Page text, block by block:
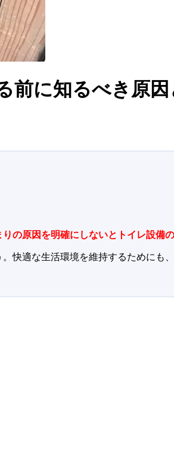
前に知るべき原
りの原因を明確にしないとトイレ設備
快適な生活環境を維持するためにも